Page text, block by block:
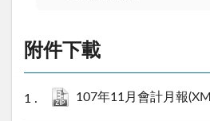
附件下載
107年11月會計月報